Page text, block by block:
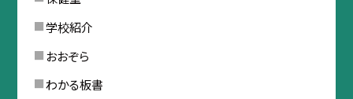
学校紹介
おおぞら
わかる板書